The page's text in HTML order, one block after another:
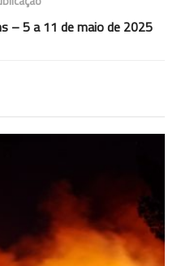
– 5 a 11 de maio de 2025